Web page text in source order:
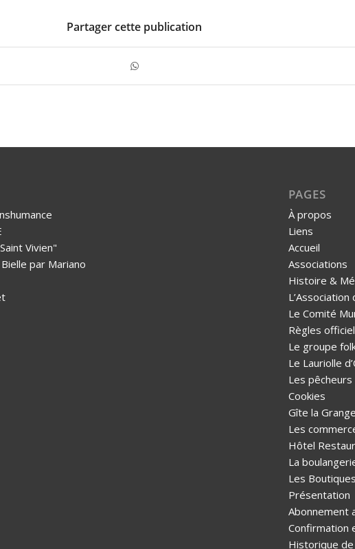
Partager cette publication
Vivien"
par Mariano
PAGES
À propos
Liens
Accueil
Associations
Histoire &
Le Comité
Règles
Le groupe
Le Lauriolle
Les pêcheurs
Cookies
Gîte la
Les
Hôtel
La
Les
Présentation
Abonnement
Confirmation
Historique de